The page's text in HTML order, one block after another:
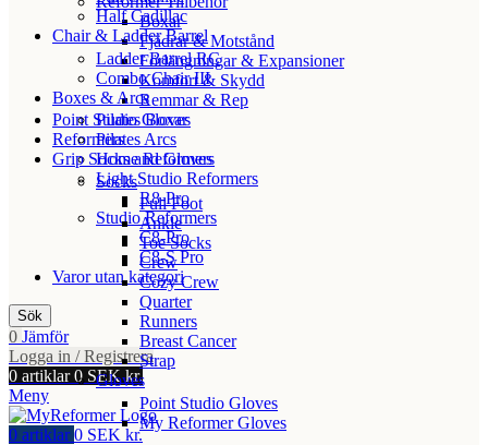
Boxar
Fjädrar & Motstånd
Förlängningar & Expansioner
Komfort & Skydd
Remmar & Rep
Point Studio Gloves
Reformers
Home Reformers
Light Studio Reformers
R8-Pro
Studio Reformers
C8-Pro
C8-S Pro
Varor utan kategori
Sök
0 Jämför
Logga in / Registrera
0 artiklar0 SEK kr.
Meny
0 artiklar0 SEK kr.
Half Cadillac
Chair & Ladder Barrel
Ladder Barrel RC
Combo Chair III
Boxes & Arcs
Pilates Boxar
Pilates Arcs
Grip Socks and Gloves
Socks
Full Foot
Ankle
Toe Socks
Crew
Cozy Crew
Quarter
Runners
Breast Cancer
Strap
Gloves
Point Studio Gloves
My Reformer Gloves